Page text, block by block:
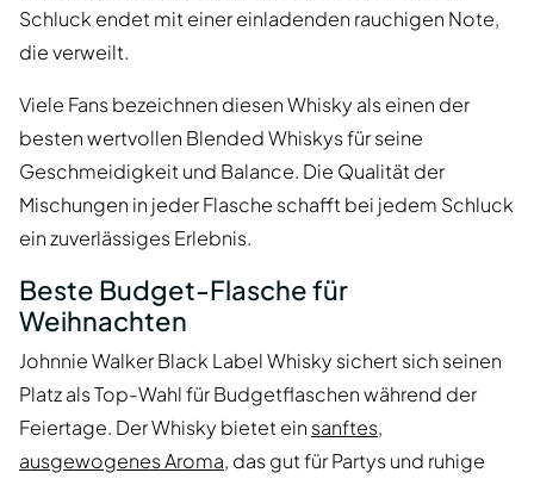
Schluck endet mit einer einladenden rauchigen Note,
die verweilt.
Viele Fans bezeichnen diesen Whisky als einen der
besten wertvollen Blended Whiskys für seine
Geschmeidigkeit und Balance. Die Qualität der
Mischungen in jeder Flasche schafft bei jedem Schluck
ein zuverlässiges Erlebnis.
Beste Budget-Flasche für
Weihnachten
Johnnie Walker Black Label Whisky sichert sich seinen
Platz als Top-Wahl für Budgetflaschen während der
Feiertage. Der Whisky bietet ein sanftes,
ausgewogenes Aroma, das gut für Partys und ruhige